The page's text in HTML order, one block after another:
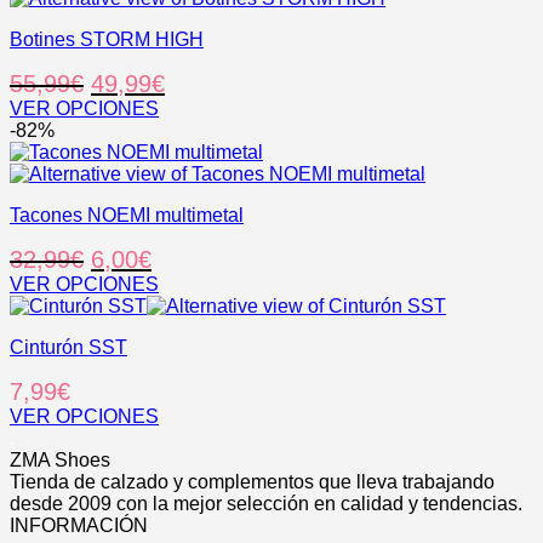
la
de
producto
variantes.
opciones
se
pueden
elegir
en
página
producto
Botines STORM HIGH
55,99€ El
precio
original
era:
49,99€El
actual
es:
VER OPCIONES
Este
producto
tiene
variantes.
opciones
se
pueden
en
página
de
-82%
Tacones NOEMI multimetal
32,99€ El
precio
original
era:
6,00€El
precio
actual
VER OPCIONES
Este
tiene
variantes.
Las
se
pueden
elegir
en
Cinturón SST
7,99€
VER OPCIONES
producto
tiene
múltiples
variantes.
ZMA Shoes
Tienda de calzado y complementos que lleva trabajando
desde 2009 con la mejor selección en calidad y tendencias.
INFORMACIÓN